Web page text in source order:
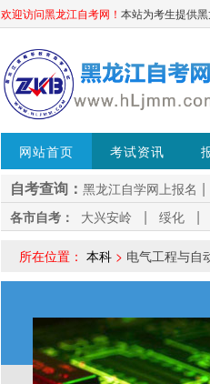
欢迎访问黑龙江自考网！ 本站为考生提供
网站首页 考试资讯
自考查询： 黑龙江自学网上报名 |
各市自考： 大兴安岭 | 绥化 |
所在位置： 本科 > 电气工程与自